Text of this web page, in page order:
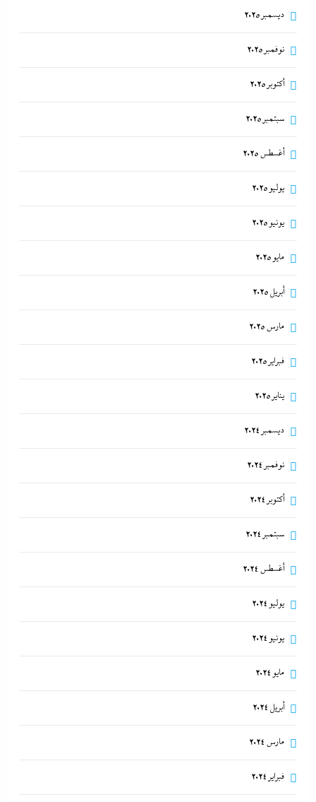
ديسمبر 2025
نوفمبر 2025
أكتوبر 2025
سبتمبر 2025
أغسطس 2025
يوليو 2025
يونيو 2025
مايو 2025
أبريل 2025
مارس 2025
فبراير 2025
يناير 2025
ديسمبر 2024
نوفمبر 2024
أكتوبر 2024
سبتمبر 2024
أغسطس 2024
يوليو 2024
يونيو 2024
مايو 2024
أبريل 2024
مارس 2024
فبراير 2024